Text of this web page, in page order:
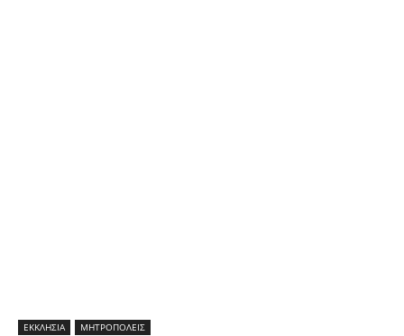
ΕΚΚΛΗΣΙΑ ΜΗΤΡΟΠΟΛΕΙΣ